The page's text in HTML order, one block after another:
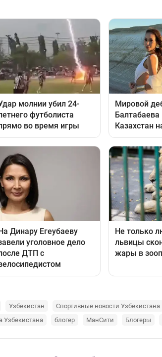
Узбекистан
Спортивные новости Узбекистана
Узбекистана блогер МанСити Блогеры